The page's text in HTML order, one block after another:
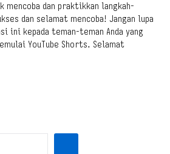
mencoba dan praktikkan langkah-
dan selamat mencoba! Jangan lupa
ini kepada teman-teman Anda yang
YouTube Shorts. Selamat